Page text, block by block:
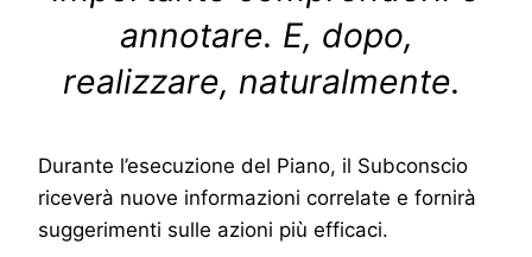
annotare. E, dopo,
realizzare, naturalmente.
Durante l’esecuzione del Piano, il Subconscio
riceverà nuove informazioni correlate e fornirà
suggerimenti sulle azioni più efficaci.